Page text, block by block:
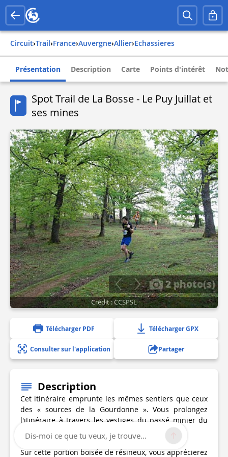
Circuit› Trail› france› auvergne› allier› echassieres
Présentation Description Carte Points d'intérêt
Spot Trail de La Bosse - Le Puy Juillat et
ses mines
2 photo(s)
Crédit : CCSPSL
Télécharger PDF Télécharger GPX
Consulter sur l'application Partager
Description
Cet itinéraire emprunte les mêmes sentiers que ceux
des « sources de la Gourdonne ». Vous prolongez
l'itinéraire à travers les vestiges du passé minier du
site de La Bosse ; mines de kaolin et de wolfram.
Sur cette portion boisée de résineux, vous apprécierez
Dis-moi ce que tu veux, je trouve...